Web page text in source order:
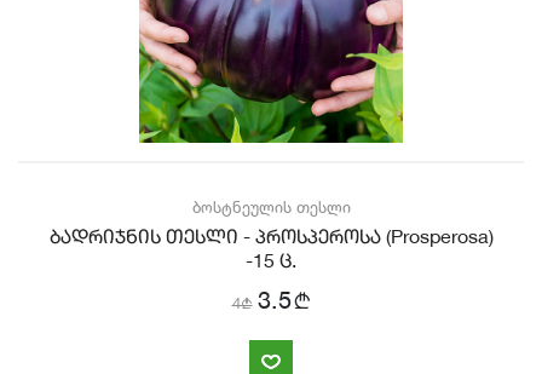
ბოსტნეულის თესლი
ბადრიჯნის თესლი - პროსპეროსა (Prosperosa)
-15 ც.
4b 3.5b